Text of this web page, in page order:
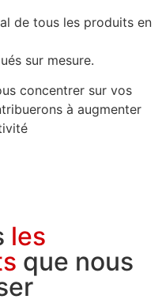
de tous les produits en
sur mesure.
concentrer sur vos
à augmenter
les
que nous